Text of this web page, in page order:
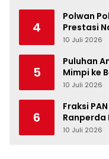
4
Polwan
Prestasi
10 Juli 2026
5
Puluhan
Mimpi ke
Indonesia
10 Juli 2026
6
Fraksi
Ranperda
2025,
10 Juli 2026